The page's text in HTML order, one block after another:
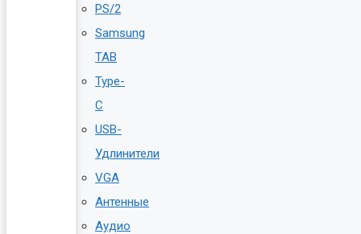
PS/2
Samsung
TAB
Type-
C
USB-
Удлинители
VGA
Антенные
Аудио